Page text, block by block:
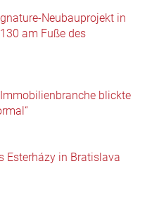
Neubauprojekt in
am Fuße des
blickte
Esterházy in Bratislava